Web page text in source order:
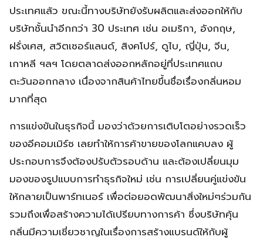
ประเทศแล้ว ขณะนี้ทางบริษัทยังรับผลิตและส่งออกให้กับ
บริษัทชั้นนำอีกกว่า 30 ประเทศ เช่น อเมริกา, อังกฤษ,
ฝรั่งเศส, สวิตเซอร์แลนด์, สิงคโปร์, ดูไบ, ญี่ปุ่น, จีน,
เกาหลี ฯลฯ โดยตลาดส่งออกหลักอยู่ที่ประเทศแถบ
ตะวันออกกลาง เนื่องจากสินค้าไทยขึ้นชื่อเรื่องกลิ่นหอม
มากที่สุด
การแข่งขันในธุรกิจนี้ มองว่าด้วยการเติบโตอย่างรวดเร็ว
ของอีคอมเมิร์ซ เลยทำให้การค้าขายของโลกแคบลง ผู้
ประกอบการจึงต้องปรับตัวรอบด้าน และต้องเปลี่ยนมุม
มองของรูปแบบการทำธุรกิจใหม่ เช่น การเปลี่ยนคู่แข่งขัน
ให้กลายเป็นพาร์ทเนอร์ เพื่อต่อยอดพัฒนาสิ่งใหม่ๆร่วมกัน
รวมถึงเพื่อสร้างความได้เปรียบทางการค้า ซึ่งบริษัทคุ้น
กลิ่นมีความเชี่ยวชาญในเรื่องการสร้างแบรนด์ให้กับผู้